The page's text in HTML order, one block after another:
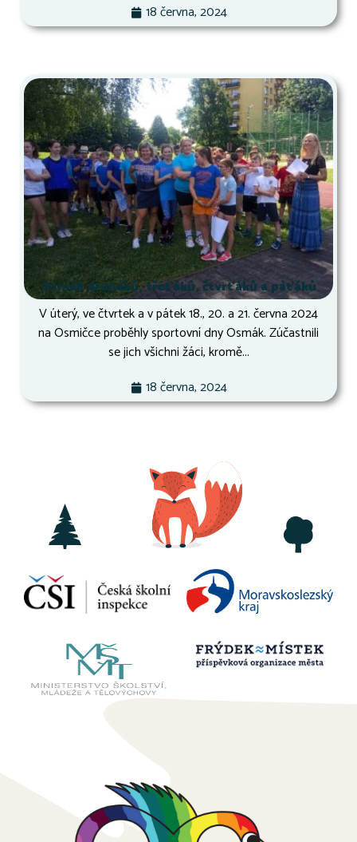
18 června, 2024
Osmák druháků, třeťáků, čtvrťáků a páťáků
V úterý, ve čtvrtek a v pátek 18., 20. a 21. června 2024
na Osmičce proběhly sportovní dny Osmák. Zúčastnili
se jich všichni žáci, kromě...
18 června, 2024